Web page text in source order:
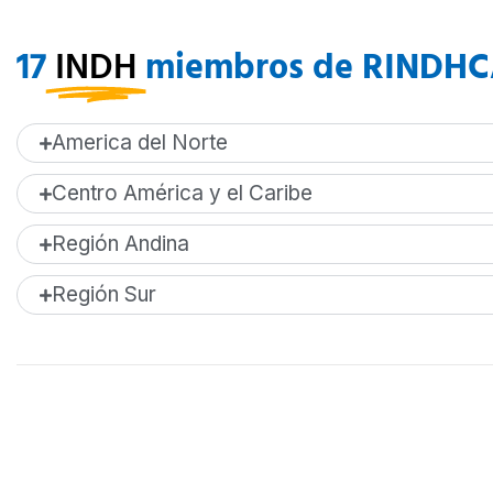
17INDH miembros de
America del Norte
Centro América y el Caribe
Región Andina
Región Sur